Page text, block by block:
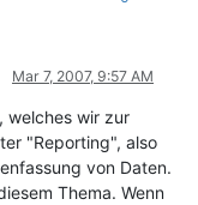
Mar 7, 2007, 9:57 AM
welches wir zur
"Reporting", also
von Daten.
Thema. Wenn